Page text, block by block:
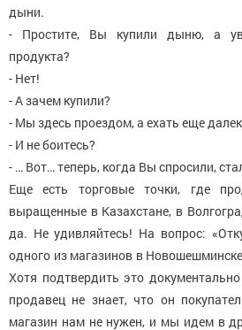
дыни.
- Простите, Вы купили дыню, а
продукта?
- Нет!
- А зачем купили?
- Мы здесь проездом, а ехать еще
- И не боитесь?
- … Вот… теперь, когда Вы спросили,
Еще есть торговые точки, где
выращенные в Казахстане, в
да. Не удивляйтесь! На вопрос:
одного из магазинов в
Хотя подтвердить это
продавец не знает, что он
магазин нам не нужен, и мы идем в